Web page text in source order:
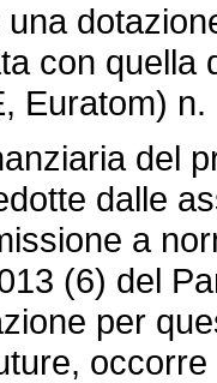
con quella
Euratom) n.
del
dalle
a
(6) del
per